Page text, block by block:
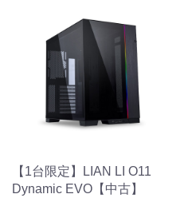
【1台限定】LIAN LI O11
Dynamic EVO【中古】